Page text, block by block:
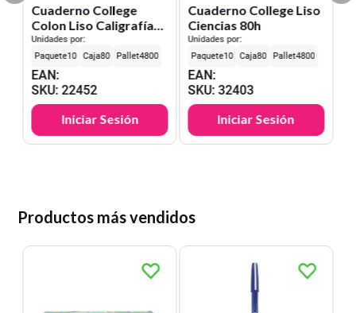
Cuaderno College
Colon Liso Caligrafía
Vertical 80h
Unidades por:
10
80 4800
EAN:
SKU:22452
Iniciar Sesión
Cuaderno College Liso
Ciencias 80h
Unidades por:
10
80 4800
EAN:
SKU:32403
Iniciar Sesión
Productos más vendidos